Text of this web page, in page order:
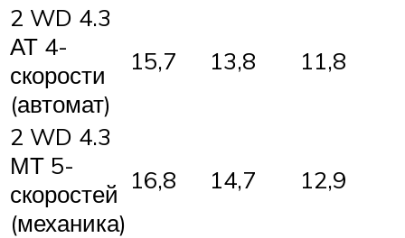
2 WD 4.3
АТ 4-
скорости
(автомат)
15,7 13,8 11,8
2 WD 4.3
МТ 5-
скоростей
(механика)
16,8 14,7 12,9